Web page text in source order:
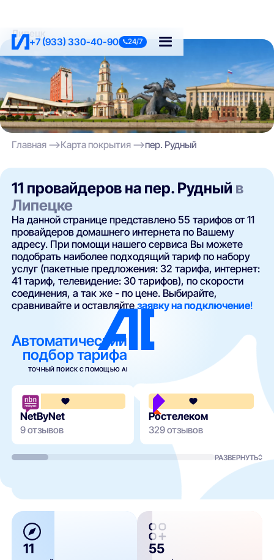
+7 (933) 330-40-90 24/7
Липецк
Главная Карта покрытия пер. Рудный
11 провайдеров на пер. Рудный в
Липецке
На данной странице представлено 55 тарифов от 11
провайдеров домашнего интернета по Вашему
адресу. При помощи нашего сервиса Вы можете
подобрать наиболее подходящий тариф по набору
услуг (пакетные предложения: 32 тарифа, интернет:
41 тариф, телевидение: 30 тарифов), по скорости
соединения, а так же - по цене. Выбирайте,
сравнивайте и оставляйтезаявку на подключение!
Автоматический
подбор тарифа
ТОЧНЫЙ ПОИСК С ПОМОЩЬЮ AI
3.7
NetByNet
9 отзывов
Ростелеком
329 отзывов
РАЗВЕРНУТЬ
11 55